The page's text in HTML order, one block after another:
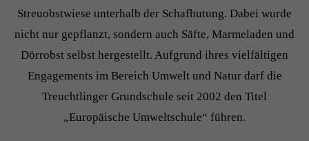
Streuobstwiese unterhalb der Schafhutung. Dabei wurde
nicht nur gepflanzt, sondern auch Säfte, Marmeladen und
Dörrobst selbst hergestellt. Aufgrund ihres vielfältigen
Engagements im Bereich Umwelt und Natur darf die
Treuchtlinger Grundschule seit 2002 den Titel
„Europäische Umweltschule“ führen.